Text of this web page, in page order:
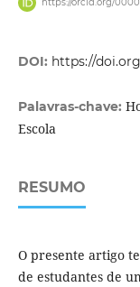
https://orcid.org/
DOI: https://
Palavras-chave:
Escola
RESUMO
O presente artigo
de estudantes de